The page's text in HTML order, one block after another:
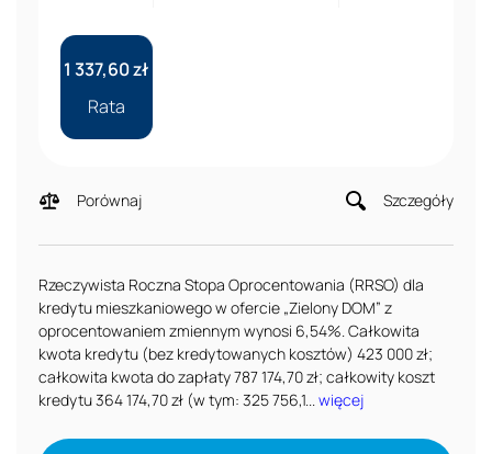
1 337,60 zł
Rata
Porównaj Szczegóły
Rzeczywista Roczna Stopa Oprocentowania (RRSO) dla
kredytu mieszkaniowego w ofercie „Zielony DOM” z
oprocentowaniem zmiennym wynosi 6,54%. Całkowita
kwota kredytu (bez kredytowanych kosztów) 423 000 zł;
całkowita kwota do zapłaty 787 174,70 zł; całkowity koszt
kredytu 364 174,70 zł (w tym: 325 756,1...
więcej